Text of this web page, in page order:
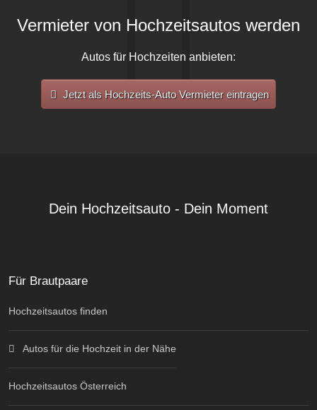
Vermieter von Hochzeitsautos werden
Autos für Hochzeiten anbieten:
Jetzt als Hochzeits-Auto Vermieter eintragen
Dein Hochzeitsauto - Dein Moment
Für Brautpaare
Hochzeitsautos finden
Autos für die Hochzeit in der Nähe
Hochzeitsautos Österreich